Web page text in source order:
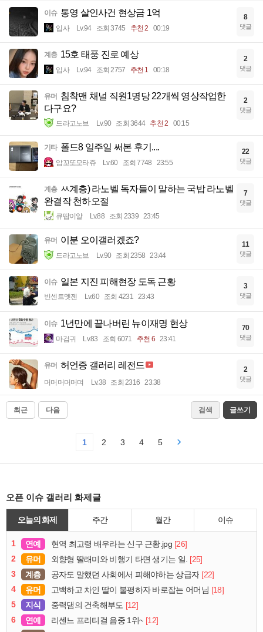
이슈 통영 살인사건 현상금 1억
입사 Lv.94 조회 3745 추천 2 00:19
8
댓글
계층 15호 태풍 진로 예상
입사 Lv.94 조회 2757 추천 1 00:18
2
댓글
유머 침착맨 채널 직원1명당 22개씩 영상작업한
다구요?
드라고노브 Lv.90 조회 3644 추천 2 00:15
2
댓글
기타 폴드8 일주일 써본 후기....
암꼬또모타쥬 Lv.60 조회 7748 23:55
22
댓글
계층 ㅆ계층) 라노벨 독자들이 말하는 국밥 라노벨
완결작 천하오절
큐땁이알 Lv.88 조회 2339 23:45
7
댓글
유머 이분 오이갤러겠죠?
드라고노브 Lv.90 조회 2358 23:44
11
댓글
이슈 일본 지진 피해현장 도독 근황
빈센트멧젠 Lv.60 조회 4231 23:43
3
댓글
이슈 1년만에 끝나버린 뉴이재명 현상
마검귀 Lv.83 조회 6071 추천 6 23:41
70
댓글
유머 허언증 갤러리 레전드
머머머머머며 Lv.38 조회 2316 23:38
2
댓글
최근 다음 검색 글쓰기
1 2 3 4 5
오픈 이슈 갤러리 화제글
오늘의 화제 주간 월간 이슈
1 연예 현역 최고령 배우라는 신구 근황.jpg [26]
2
유머 외향형 딸래미와 비행기 타면 생기는 일. [25]
3
계층 공자도 말했던 사회에서 피해야하는 상급자 [22]
4
유머 고백하고 차인 딸이 불평하자 바로잡는 어머님 [18]
5
지식 중력댐의 건축해부도 [12]
6
연예 리센느 프리티걸 음중 1위~ [12]